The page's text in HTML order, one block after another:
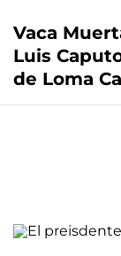
Vaca
Luis
de Loma